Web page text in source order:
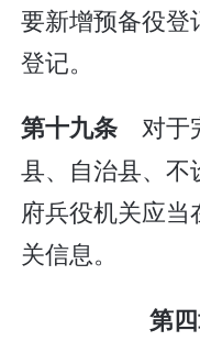
要新增预备役
登记。
第十九条对于
县、自治县、不
府兵役机关应
关信息。
第